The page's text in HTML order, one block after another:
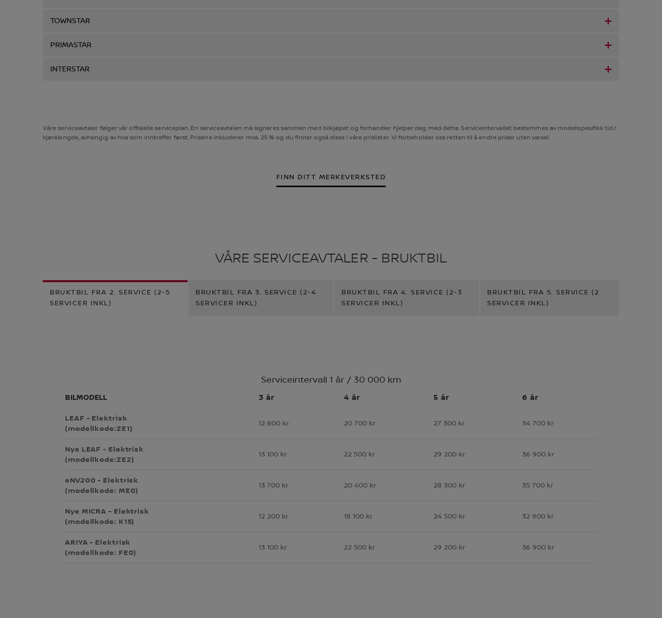
TOWNSTAR
PRIMASTAR
INTERSTAR
Våre serviceavtaler følger vår offisielle serviceplan. En serviceavtalen må signeres sammen med bilkjøpet og forhandler hjelper deg med dette. Serviceintervallet bestemmes av modellspesifikk tid/
kjørelengde, avhengig av hva som inntreffer først. Prisene inkluderer mva. 25 % og du finner også disse i våre prislister. Vi forbeholder oss retten til å endre priser uten varsel.
FINN DITT MERKEVERKSTED
VÅRE SERVICEAVTALER - BRUKTBIL
BRUKTBIL FRA 2. SERVICE (2-5
SERVICER INKL)
BRUKTBIL FRA 3. SERVICE (2-4
SERVICER INKL)
BRUKTBIL FRA 4. SERVICE (2-3
SERVICER INKL)
BRUKTBIL FRA 5. SERVICE (2
SERVICER INKL)
Serviceintervall 1 år / 30 000 km
BILMODELL 3 år 4 år 5 år 6 år
LEAF - Elektrisk
(modellkode:ZE1)
12 800 kr 20 700 kr 27 300 kr 34 700 kr
Nye LEAF - Elektrisk
(modellkode:ZE2)
13 100 kr 22 500 kr 29 200 kr 36 900 kr
eNV200 - Elektrisk
(modellkode: ME0)
13 700 kr 20 400 kr 28 300 kr 35 700 kr
Nye MICRA - Elektrisk
(modellkode: K15)
12 200 kr 18 100 kr 24 500 kr 32 900 kr
ARIYA - Elektrisk
(modellkode: FE0)
13 100 kr 22 500 kr 29 200 kr 36 900 kr